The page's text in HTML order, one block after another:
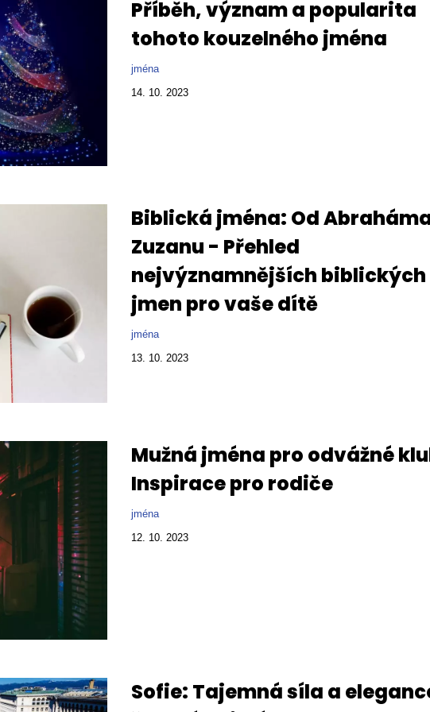
Příběh, význam a popularita
tohoto kouzelného jména
jména
14. 10. 2023
Biblická jména: Od
Zuzanu - Přehled
nejvýznamnějších biblických
jmen pro vaše dítě
jména
13. 10. 2023
Mužná jména pro odvážné
Inspirace pro rodiče
jména
12. 10. 2023
Sofie: Tajemná síla a